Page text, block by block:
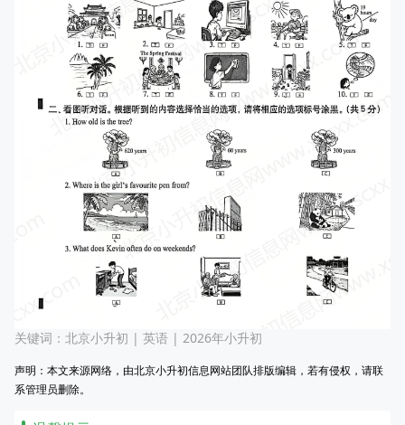
关键词： 北京小升初 | 英语 | 2026年小升初
声明：本文来源网络，由北京小升初信息网站团队排版编辑，若有侵权，请联
系管理员删除。